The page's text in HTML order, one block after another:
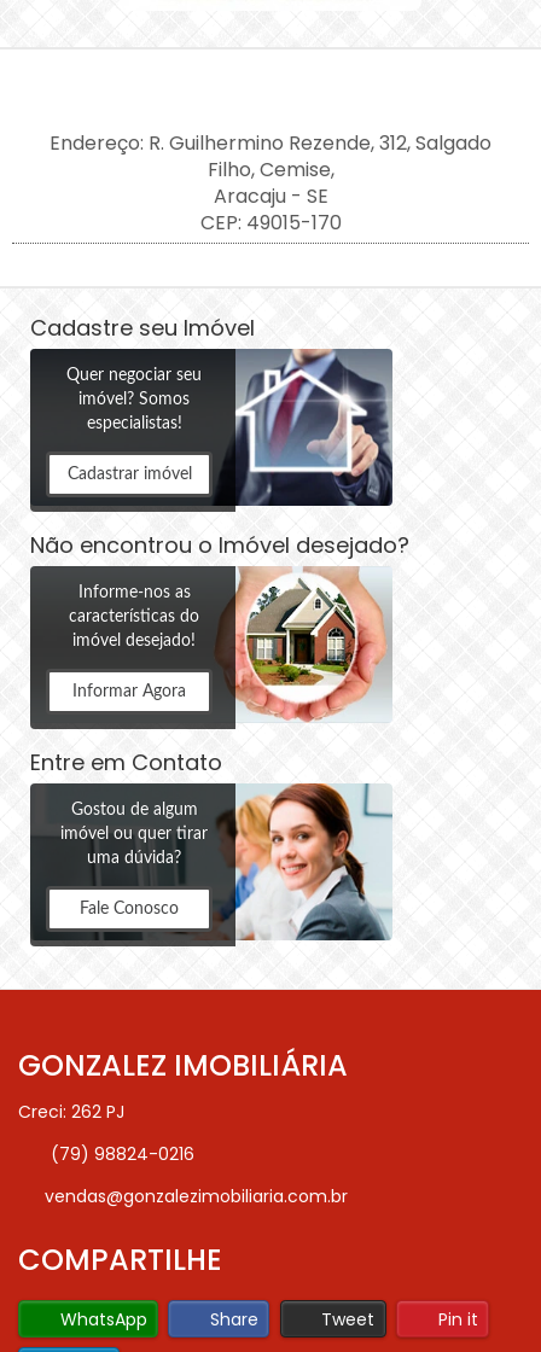
Endereço: R. Guilhermino Rezende, 312, Salgado
Filho, Cemise,
Aracaju - SE
CEP: 49015-170
Cadastre seu Imóvel
Quer negociar seu
imóvel? Somos
especialistas!
Cadastrar imóvel
Não encontrou o Imóvel desejado?
Informe-nos as
características do
imóvel desejado!
Informar Agora
Entre em Contato
Gostou de algum
imóvel ou quer tirar
uma dúvida?
Fale Conosco
GONZALEZ IMOBILIÁRIA
Creci: 262 PJ
(79) 98824-0216
vendas@gonzalezimobiliaria.com.br
COMPARTILHE
WhatsApp Share Tweet Pin it